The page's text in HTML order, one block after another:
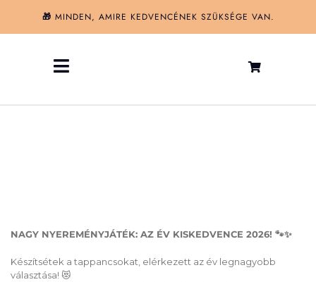
🎁 MINDEN, AMIRE KEDVENCÉNEK SZÜKSÉGE VAN.
Toggle
NAGY NYEREMÉNYJÁTÉK: AZ ÉV KISKEDVENCE 2026! 🐾✨
Készítsétek a tappancsokat, elérkezett az év legnagyobb
választása! 😻